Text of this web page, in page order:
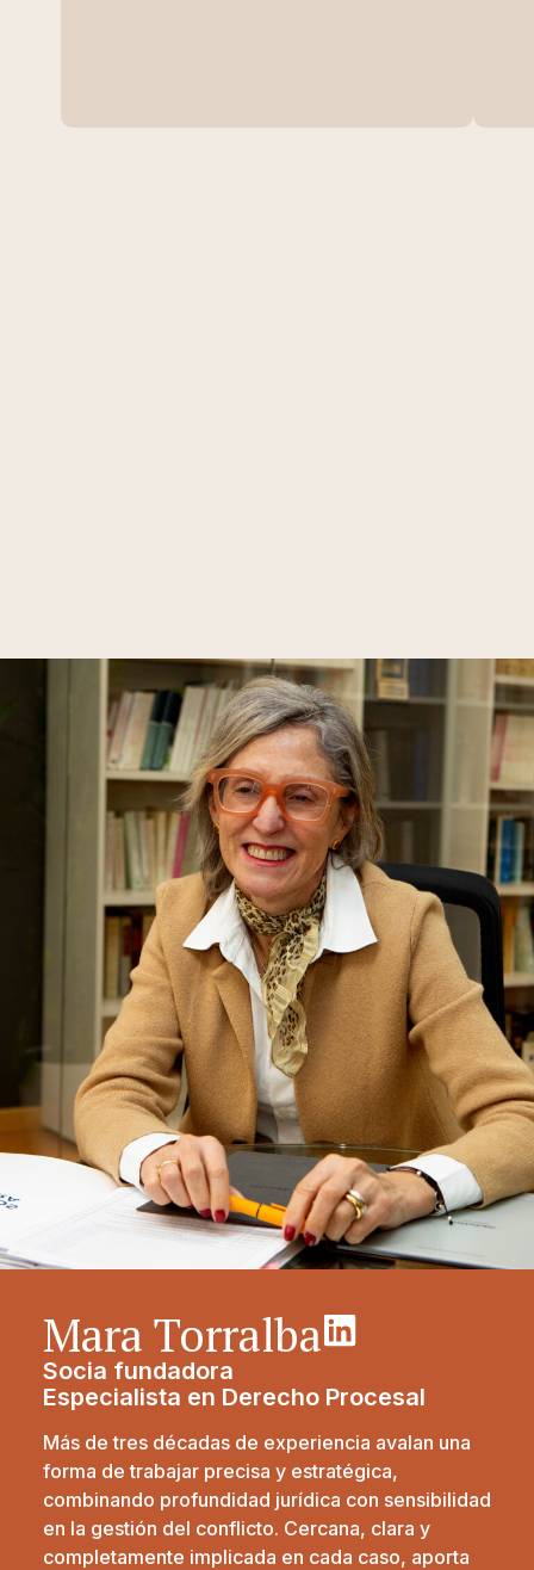
Mara Torralba
Socia fundadora
Especialista en Derecho Procesal
Más de tres décadas de experiencia avalan una
forma de trabajar precisa y estratégica,
combinando profundidad jurídica con sensibilidad
en la gestión del conflicto. Cercana, clara y
completamente implicada en cada caso, aporta